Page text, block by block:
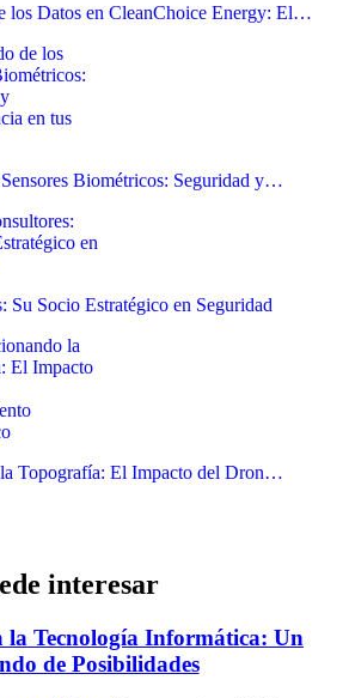
los Datos en CleanChoice Energy: El…
Biométricos: Seguridad y…
Su Socio Estratégico en Seguridad
Topografía: El Impacto del Dron…
interesar
la Tecnología Informática: Un
de PosibilidadesIntroducción